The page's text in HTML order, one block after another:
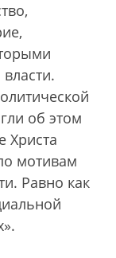
об этом
Христа
мотивам
Равно как